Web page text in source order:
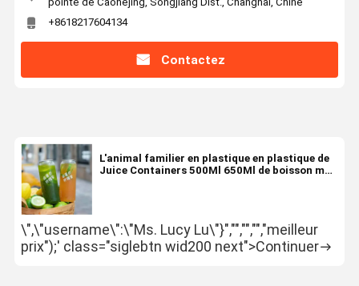
+8618217604134
Contactez
L'animal familier en plastique en plastique de
Juice Containers 500Ml 650Ml de boisson met
\",\"username\":\"Ms. Lucy Lu\"}","","","","meilleur
prix");' class="siglebtn wid200 next">Continuer